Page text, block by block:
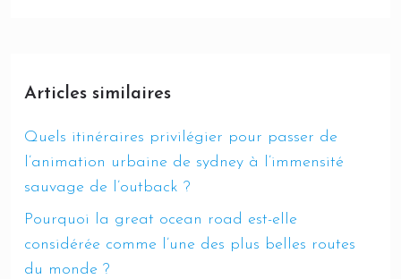
Articles similaires
Quels itinéraires privilégier pour passer de
l’animation urbaine de sydney à l’immensité
sauvage de l’outback ?
Pourquoi la great ocean road est-elle
considérée comme l’une des plus belles routes
du monde ?